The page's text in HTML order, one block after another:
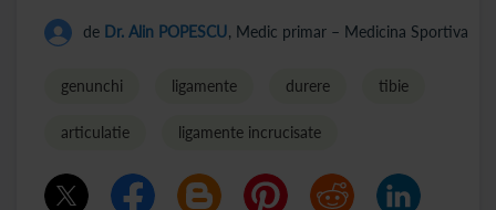
de Dr. Alin POPESCU, Medic primar – Medicina Sportiva
genunchi ligamente durere tibie
articulatie ligamente incrucisate